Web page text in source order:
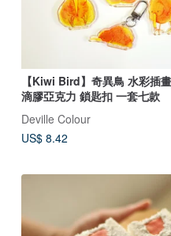
【Kiwi Bird】奇異鳥 水彩插
滴膠亞克力 鎖匙扣 一套七款
Deville Colour
US$ 8.42